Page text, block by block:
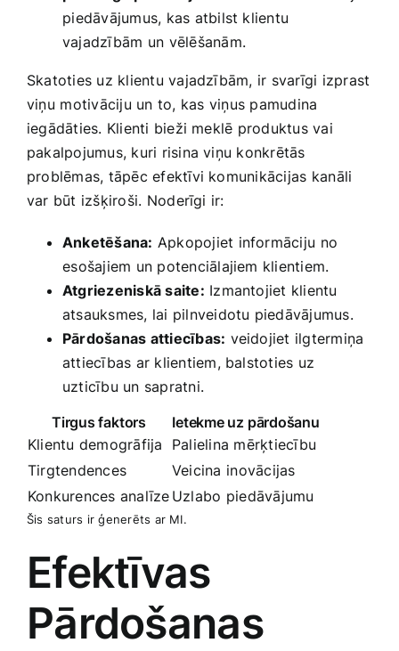
⁣piedāvājumus, kas atbilst klientu‌
vajadzībām un ⁢vēlēšanām.
Skatoties uz ‍klientu vajadzībām, ir svarīgi‌ izprast
viņu ⁣motivāciju un to, ⁤kas viņus pamudina
iegādāties. Klienti bieži meklē produktus vai
pakalpojumus, kuri risina‍ viņu konkrētās
problēmas, tāpēc efektīvi komunikācijas ⁤kanāli
var būt izšķiroši.⁤ Noderīgi ir:
Anketēšana: Apkopojiet informāciju ⁣no
⁢esošajiem un potenciālajiem klientiem.
Atgriezeniskā saite: Izmantojiet ‍klientu
atsauksmes, lai pilnveidotu piedāvājumus.
Pārdošanas attiecības: veidojiet​ ilgtermiņa
attiecības ar klientiem, balstoties uz
uzticību un sapratni.
Tirgus faktors
Ietekme uz pārdošanu
Klientu demogrāfija
Palielina mērķtiecību
Tirgtendences
Veicina⁢ inovācijas
Konkurences analīze Uzlabo⁣ piedāvājumu
Šis saturs ir ģenerēts ar MI.
Efektīvas
Pārdošanas